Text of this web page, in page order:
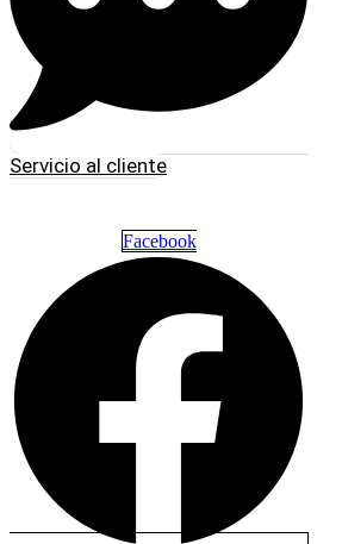
Servicio al cliente
Facebook